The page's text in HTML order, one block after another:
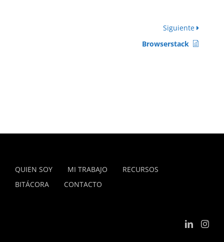
Siguiente
Browserstack
QUIEN SOY MI TRABAJO
RECURSOS
BITÁCORA
CONTACTO